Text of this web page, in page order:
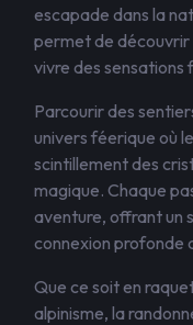
escapade dans la
permet de
vivre des sensations
Parcourir des
univers féerique où
scintillement des
magique. Chaque
aventure, offrant un
connexion profonde
Que ce soit en
alpinisme, la